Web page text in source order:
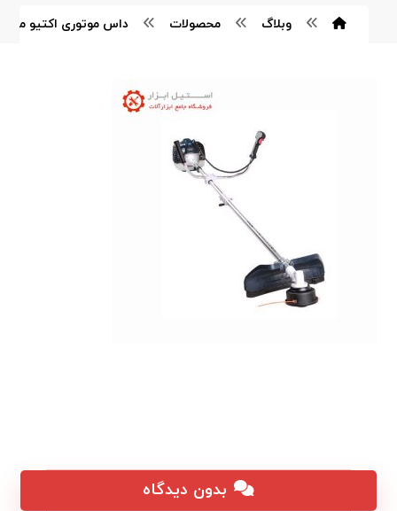
وبلاگ محصولات داس موتوری اکتیو مدل AC۲۶۴۶
بدون دیدگاه